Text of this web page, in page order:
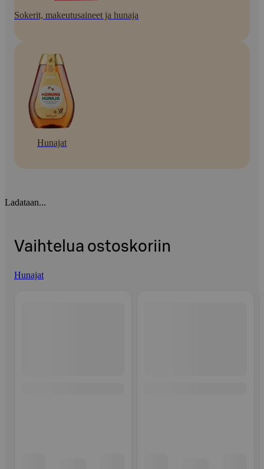
Sokerit, makeutusaineet ja hunaja
Hunajat
Ladataan...
Vaihtelua ostoskoriin
Hunajat